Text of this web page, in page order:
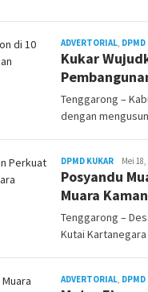
ADVERTORIAL, DPMD
Kukar
Tenggarong –
dengan
DPMD KUKAR Admin
Pesut
Mei 18,
Posyandu
Muara Kaman
Tenggarong –
Kutai
ADVERTORIAL, DPMD